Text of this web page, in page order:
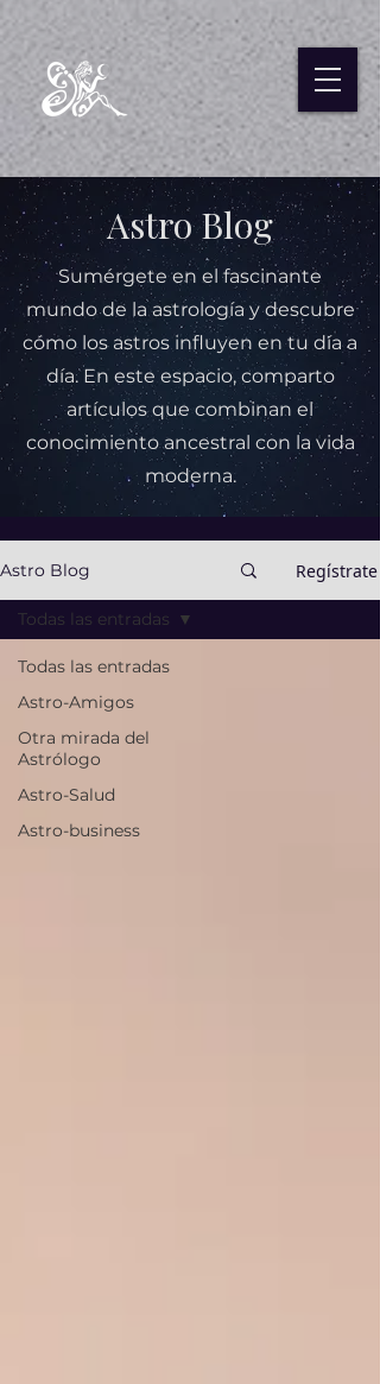
Astro Blog
Sumérgete en el fascinante
mundo de la astrología y descubre
cómo los astros influyen en tu día a
día. En este espacio, comparto
artículos que combinan el
conocimiento ancestral con la vida
moderna.
Astro Blog Regístrate
Todas las entradas
Astro-Amigos
Otra mirada del
Astrólogo
Astro-Salud
Astro-business
Todas las entradas